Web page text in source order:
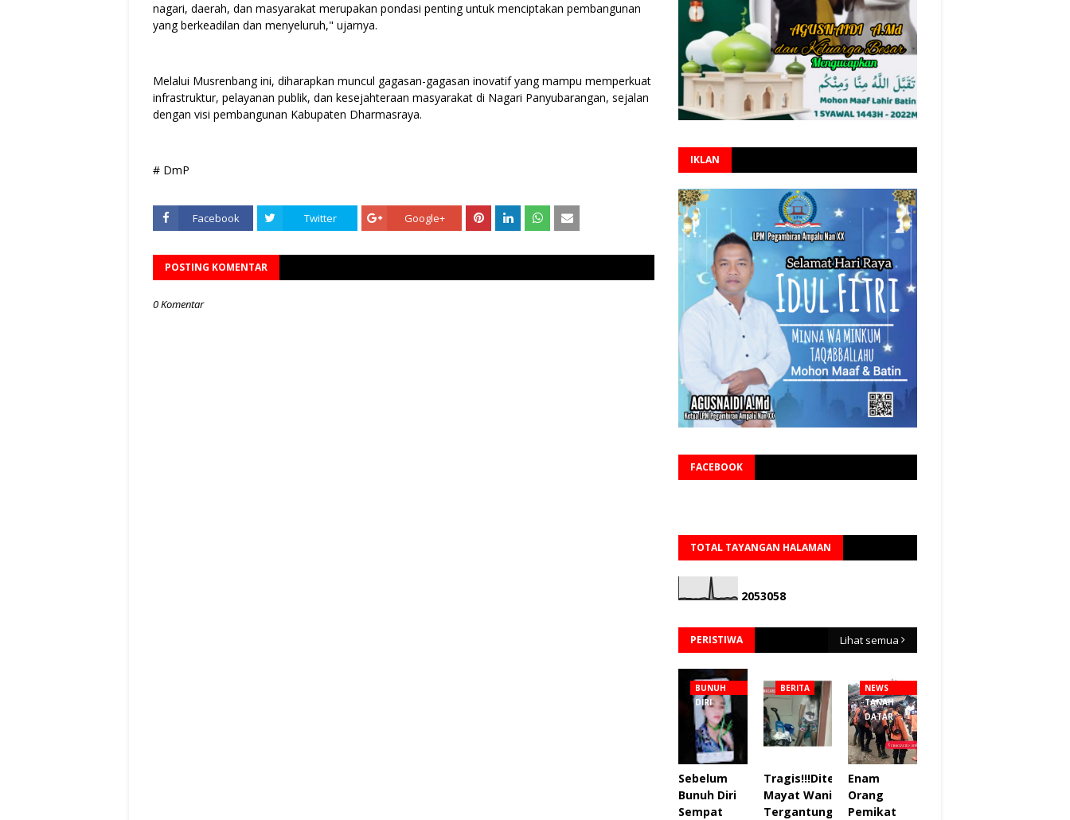
nagari, daerah, dan masyarakat merupakan pondasi penting untuk menciptakan pembangunan
yang berkeadilan dan menyeluruh," ujarnya.
Melalui Musrenbang ini, diharapkan muncul gagasan-gagasan inovatif yang mampu memperkuat
infrastruktur, pelayanan publik, dan kesejahteraan masyarakat di Nagari Panyubarangan, sejalan
dengan visi pembangunan Kabupaten Dharmasraya.
# DmP
Facebook Twitter Google+
POSTING KOMENTAR
0 Komentar
IKLAN
FACEBOOK
TOTAL TAYANGAN HALAMAN
2053058
PERISTIWA Lihat semua
BUNUH
DIRI
Sebelum
Bunuh Diri
Sempat
BERITA
Tragis!!!Ditemukan
Mayat Wanita
Tergantung sudah
NEWS
TANAH
DATAR
Enam
Orang
Pemikat